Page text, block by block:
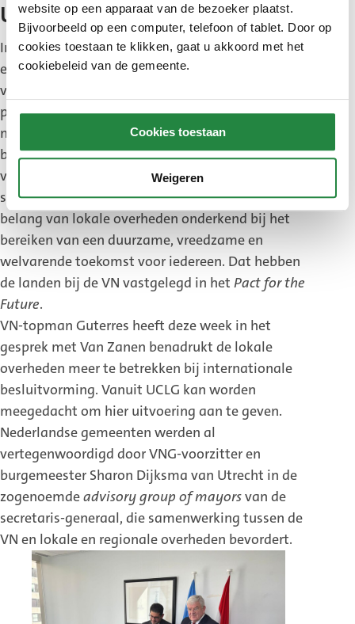
website op een apparaat van de bezoeker plaatst.
Bijvoorbeeld op een computer, telefoon of tablet. Door op
cookies toestaan te klikken, gaat u akkoord met het
cookiebeleid van de gemeente.
Cookies toestaan
Weigeren
UCLG
In oktober 2024 organiseerde UCLG in Den Haag
een grote internationale conferentie over de rol
van lokale overheden in de aanpak van mondiale
problemen. Hier nam burgemeester Van Zanen te
midden van honderden burgemeesters en lokale
bestuurders het jaarlijks roulerende
voorzitterschap van de wereldvereniging over. In
september 2024 hebben ook landen wereldwijd het
belang van lokale overheden onderkend bij het
bereiken van een duurzame, vreedzame en
welvarende toekomst voor iedereen. Dat hebben
de landen bij de VN vastgelegd in het Pact for the
Future.
VN-topman Guterres heeft deze week in het
gesprek met Van Zanen benadrukt de lokale
overheden meer te betrekken bij internationale
besluitvorming. Vanuit UCLG kan worden
meegedacht om hier uitvoering aan te geven.
Nederlandse gemeenten werden al
vertegenwoordigd door VNG-voorzitter en
burgemeester Sharon Dijksma van Utrecht in de
zogenoemdeadvisory group of mayorsvan de
secretaris-generaal, die samenwerking tussen de
VN en lokale en regionale overheden bevordert.